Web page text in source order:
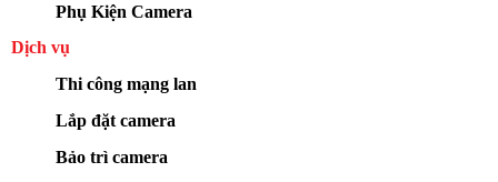
Phụ Kiện Camera
Dịch vụ
Thi công mạng lan
Lắp đặt camera
Bảo trì camera